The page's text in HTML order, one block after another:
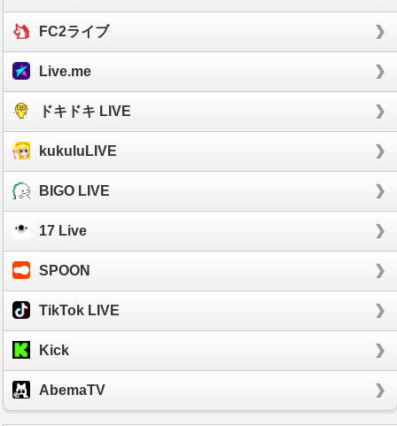
FC2ライブ
Live.me
ドキドキ LIVE
kukuluLIVE
BIGO LIVE
17 Live
SPOON
TikTok LIVE
Kick
AbemaTV